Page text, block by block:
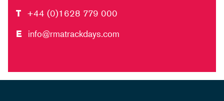
T +44 (0)1628 779 000
E info@rmatrackdays.com